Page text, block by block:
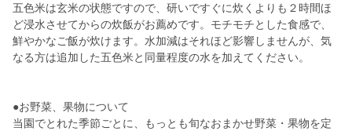
五色米は玄米の状態ですので、研いですぐに炊くよりも２時間ほ
ど浸水させてからの炊飯がお薦めです。モチモチとした食感で、
鮮やかなご飯が炊けます。水加減はそれほど影響しませんが、気
なる方は追加した五色米と同量程度の水を加えてください。
●お野菜、果物について
当園でとれた季節ごとに、もっとも旬なおまかせ野菜・果物を定